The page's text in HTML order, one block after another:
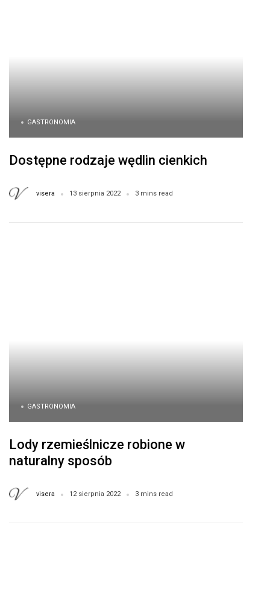
GASTRONOMIA
Dostępne rodzaje wędlin cienkich
visera 13 sierpnia 2022 3 mins read
GASTRONOMIA
Lody rzemieślnicze robione w
naturalny sposób
visera 12 sierpnia 2022 3 mins read